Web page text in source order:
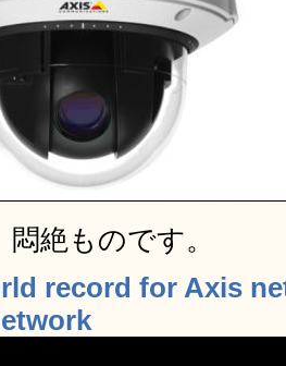
絶ものです。
record for Axis